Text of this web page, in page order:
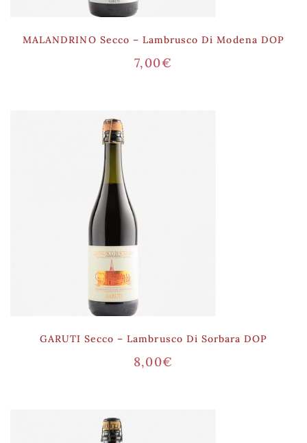
MALANDRINO Secco – Lambrusco Di Modena DOP
7,00€
GARUTI Secco – Lambrusco Di Sorbara DOP
8,00€